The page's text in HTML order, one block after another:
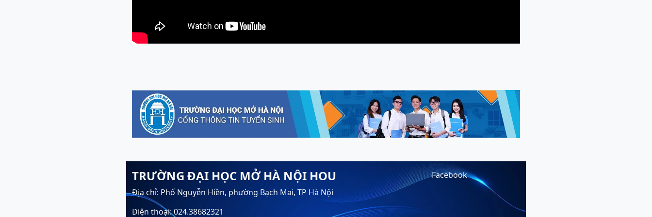
TRƯỜNG ĐẠI HỌC MỞ HÀ NỘI HOU
Địa chỉ: Phố Nguyễn Hiền, phường Bạch Mai, TP Hà Nội
Điện thoại: 024.38682321
Facebook